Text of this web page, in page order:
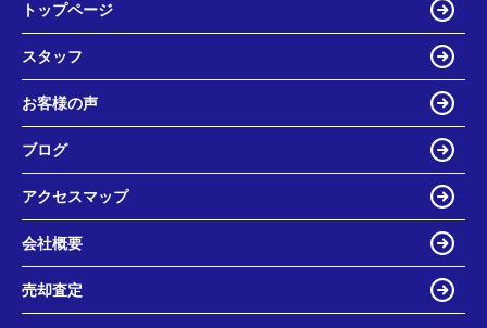
トップページ
スタッフ
お客様の声
ブログ
アクセスマップ
会社概要
売却査定